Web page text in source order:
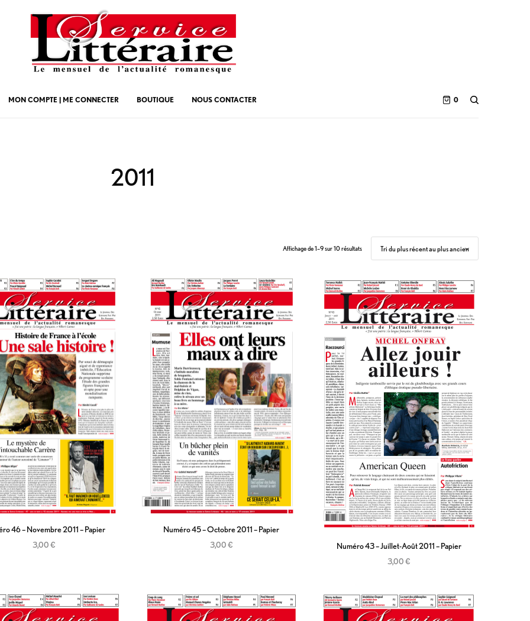
MON COMPTE | ME CONNECTER BOUTIQUE NOUS CONTACTER 0
2011
Affichage de 1–9 sur 10 résultats
46 – Novembre 2011 – Papier
3,00€
Numéro 45 – Octobre 2011 – Papier
3,00€
Numéro 43 – Juillet-Août 2011 – Papier
3,00€